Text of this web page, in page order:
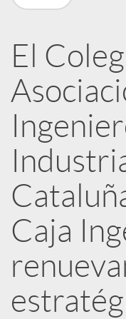
e
d
e
s
S
o
El
Caja